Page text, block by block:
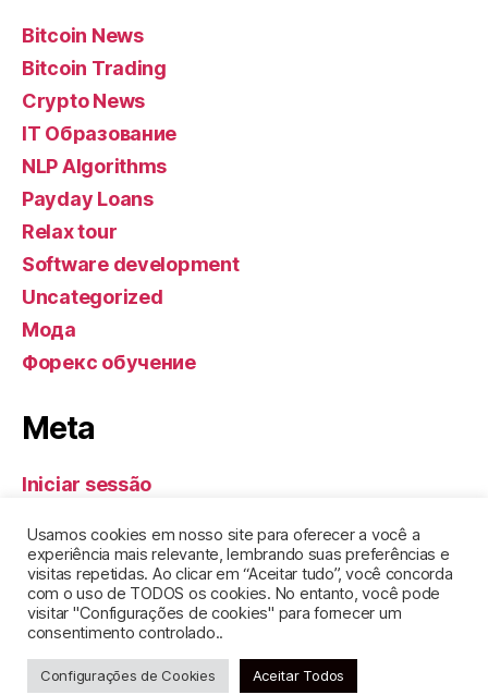
Bitcoin News
Bitcoin Trading
Crypto News
IT Образование
NLP Algorithms
Payday Loans
Relax tour
Software development
Uncategorized
Мода
Форекс обучение
Meta
Iniciar sessão
Feed de comentários
WordPress.org
© 2026GEL DE SANTA CLARA
Usamos cookies em nosso site para oferecer a você a
experiência mais relevante, lembrando suas preferências e
visitas repetidas. Ao clicar em “Aceitar tudo”, você concorda
com o uso de TODOS os cookies. No entanto, você pode
visitar "Configurações de cookies" para fornecer um
consentimento controlado..
Configurações de Cookies Aceitar Todos